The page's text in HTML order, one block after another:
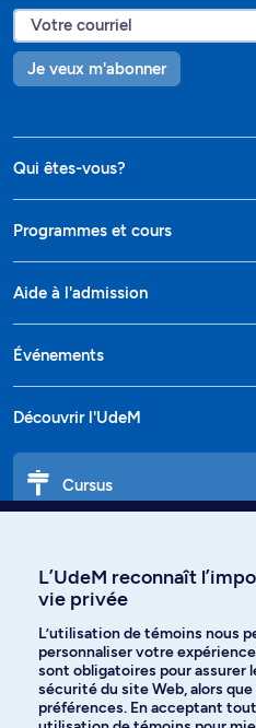
Je veux m'abonner
Qui êtes-vous?
Programmes et cours
Aide à l'admission
Événements
Découvrir l'UdeM
Cursus
Langues
L’UdeM reconnaît
vie privée
L’utilisation de témoins nous
personnaliser votre
sont obligatoires pour assurer
sécurité du site Web, alors
préférences. En acceptant